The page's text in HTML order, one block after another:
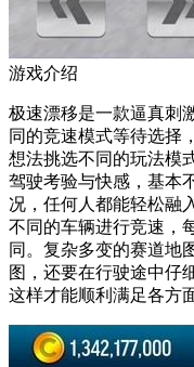
游戏介绍
极速漂移是一款逼真刺
同的竞速模式等待选择
想法挑选不同的玩法模
驾驶考验与快感，基本
况，任何人都能轻松融
不同的车辆进行竞速，
同。复杂多变的赛道地
图，还要在行驶途中仔
这样才能顺利满足各方